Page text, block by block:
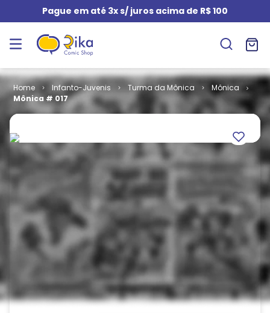
Pague em até 3x s/ juros acima de R$ 100
Infanto-Juvenis Turma da Mônica
Mônica
Mônica # 017